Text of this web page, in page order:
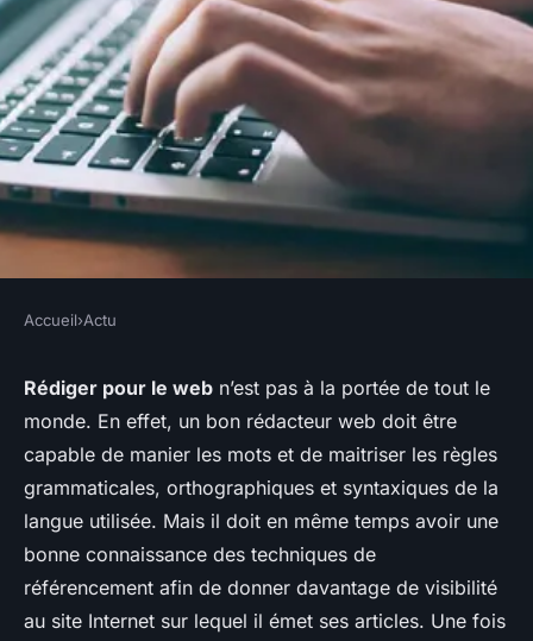
Rédaction web : optimiser son
référencement et attirer
davantage de visiteurs
webmaster•19 septembre 2017•2 min de lecture
Accueil›Actu
Rédiger pour le web n’est pas à la portée de tout le
monde. En effet, un bon rédacteur web doit être
capable de manier les mots et de maitriser les règles
grammaticales, orthographiques et syntaxiques de la
langue utilisée. Mais il doit en même temps avoir une
bonne connaissance des techniques de
référencement afin de donner davantage de visibilité
au site Internet sur lequel il émet ses articles. Une fois